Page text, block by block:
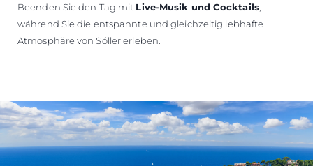
Beenden Sie den Tag mit Live-Musik und Cocktails,
während Sie die entspannte und gleichzeitig lebhafte
Atmosphäre von Sóller erleben.